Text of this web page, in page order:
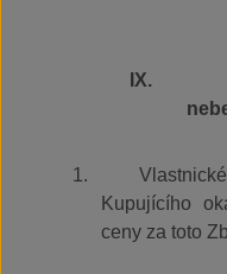
IX.
1.
Kupujícího
ceny za toto